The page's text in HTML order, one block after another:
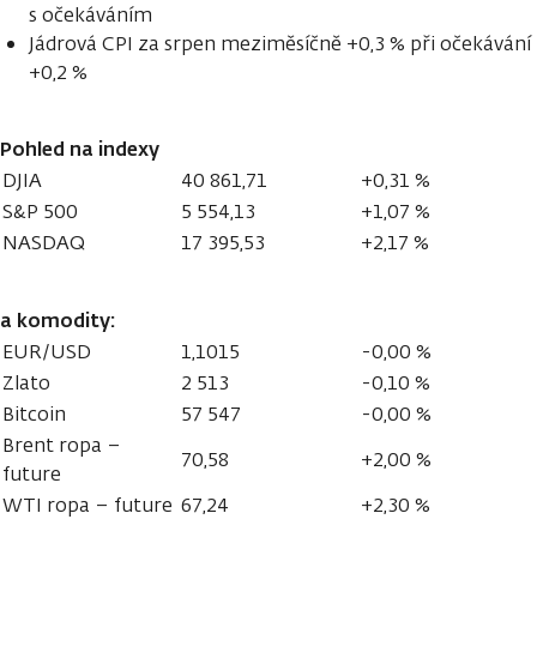
s očekáváním
Jádrová CPI za srpen meziměsíčně +0,3 % při očekávání
+0,2 %
Pohled na indexy
DJIA 40 861,71
+0,31 %
S&P 500
5 554,13
+1,07 %
NASDAQ
17 395,53 +2,17 %
a komodity:
EUR/USD 1,1015
-0,00 %
Zlato
2 513
-0,10 %
Bitcoin
57 547
-0,00 %
Brent ropa –
future
70,58
+2,00 %
WTI ropa – future 67,24 +2,30 %